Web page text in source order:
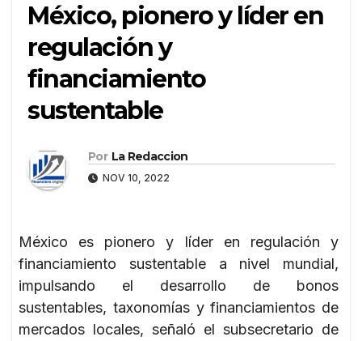
México, pionero y líder en
regulación y
financiamiento
sustentable
Por La Redaccion
NOV 10, 2022
México es pionero y líder en regulación y
financiamiento sustentable a nivel mundial,
impulsando el desarrollo de bonos
sustentables, taxonomías y financiamientos de
mercados locales, señaló el subsecretario de